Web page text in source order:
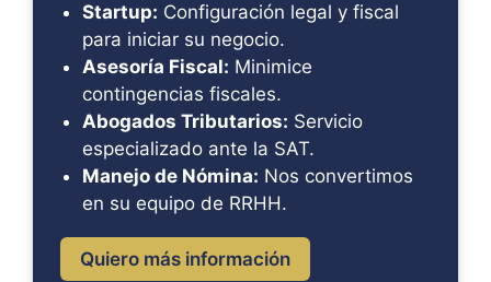
Startup: Configuración legal y fiscal
para iniciar su negocio.
Asesoría Fiscal: Minimice
contingencias fiscales.
Abogados Tributarios: Servicio
especializado ante la SAT.
Manejo de Nómina: Nos convertimos
en su equipo de RRHH.
Quiero más información